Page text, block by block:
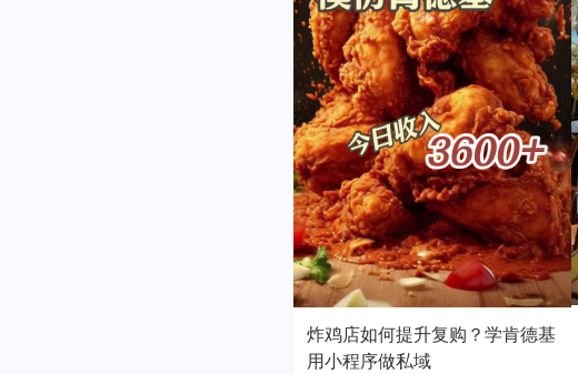
炸鸡店如何提升复购？学肯德基
用小程序做私域